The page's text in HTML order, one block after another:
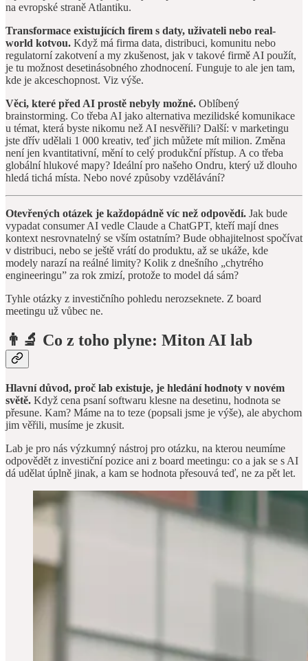
na evropské straně Atlantiku.
Transformace existujících firem s daty, uživateli nebo real-
world kotvou. Když má firma data, distribuci, komunitu nebo
regulatorní zakotvení a my zkušenost, jak v takové firmě AI použít,
je tu možnost desetinásobného zhodnocení. Funguje to ale jen tam,
kde je akceschopnost. Viz výše.
Věci, které před AI prostě nebyly možné. Oblíbený
brainstorming. Co třeba AI jako alternativa mezilidské komunikace
u témat, která byste nikomu než AI nesvěřili? Další: v marketingu
jste dřív udělali 1 000 kreativ, teď jich můžete mít milion. Změna
není jen kvantitativní, mění to celý produkční přístup. A co třeba
globální hlukové mapy? Ideální pro našeho Ondru, který už dlouho
hledá tichá místa. Nebo nové způsoby vzdělávání?
Otevřených otázek je každopádně víc než odpovědí. Jak bude
vypadat consumer AI vedle Claude a ChatGPT, kteří mají dnes
kontext nesrovnatelný se vším ostatním? Bude obhajitelnost spočívat
v distribuci, nebo se ještě vrátí do produktu, až se ukáže, kde
modely narazí na reálné limity? Kolik z dnešního „chytrého
engineeringu” za rok zmizí, protože to model dá sám?
Tyhle otázky z investičního pohledu nerozseknete. Z board
meetingu už vůbec ne.
👨‍🔬 Co z toho plyne: Miton AI lab
Hlavní důvod, proč lab existuje, je hledání hodnoty v novém
světě. Když cena psaní softwaru klesne na desetinu, hodnota se
přesune. Kam? Máme na to teze (popsali jsme je výše), ale abychom
jim věřili, musíme je zkusit.
Lab je pro nás výzkumný nástroj pro otázku, na kterou neumíme
odpovědět z investiční pozice ani z board meetingu: co a jak se s AI
dá udělat úplně jinak, a kam se hodnota přesouvá teď, ne za pět let.